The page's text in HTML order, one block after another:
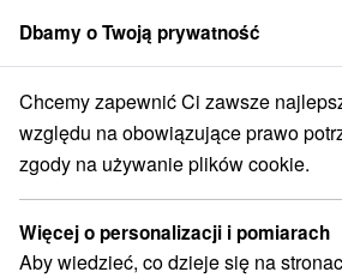
członek grupySorger
Slovensko Trnavský kraj Unín
Rozhľadňa Zámčisko –
Przejdź do
Dbamy o Twoją prywatność
Chcemy zapewnić Ci zawsze
względu na obowiązujące prawo
zgody na używanie plików cookie.
Więcej o personalizacji i pomiarach
Aby wiedzieć, co dzieje się na